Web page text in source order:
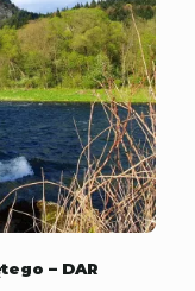
– DAR